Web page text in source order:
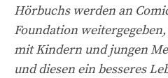
Hörbuchs werden an
Foundation
mit Kindern und jungen
und diesen ein besseres